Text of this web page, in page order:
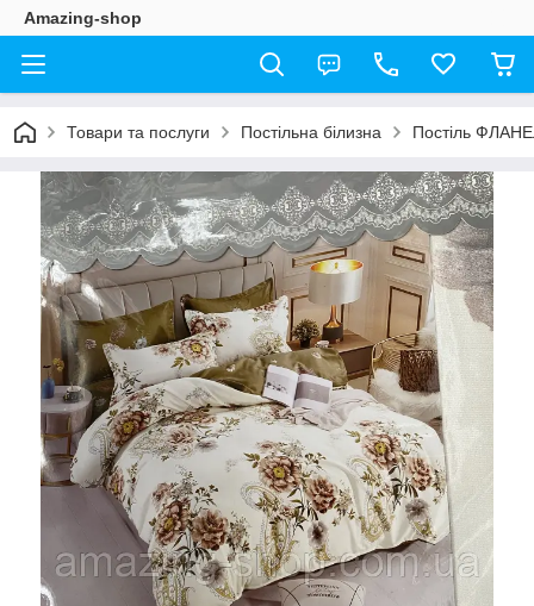
Amazing-shop
Товари та послуги Постільна білизна Постіль